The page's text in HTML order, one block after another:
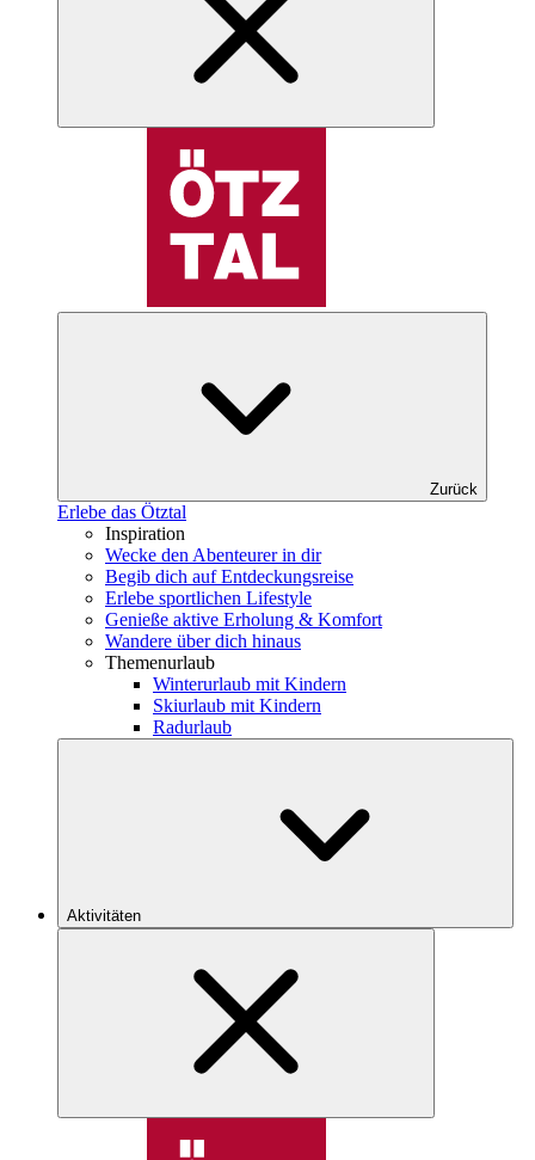
Zurück
Erlebe das Ötztal
Inspiration
Wecke den Abenteurer in dir
Begib dich auf Entdeckungsreise
Erlebe sportlichen Lifestyle
Genieße aktive Erholung & Komfort
Wandere über dich hinaus
Themenurlaub
Winterurlaub mit Kindern
Skiurlaub mit Kindern
Radurlaub
Aktivitäten